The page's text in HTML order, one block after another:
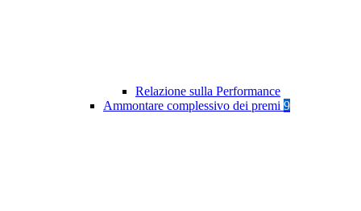
Relazione sulla Performance
Ammontare complessivo dei premi 9